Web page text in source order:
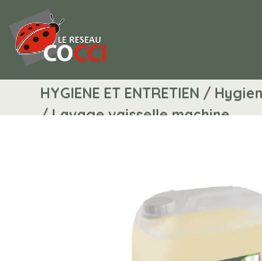
HYGIENE ET ENTRETIEN /
/ Lavage vaisselle machine